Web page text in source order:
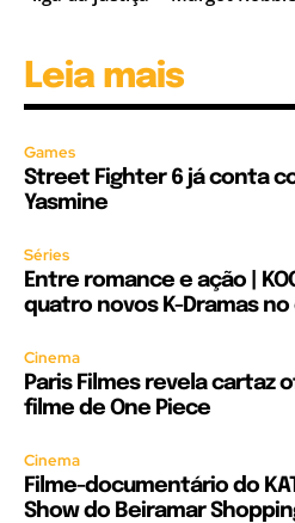
Leia mais
Games
Street Fighter 6 já conta
Yasmine
Séries
Entre romance e ação |
quatro novos K-Dramas
Cinema
Paris Filmes revela cartaz
filme de One Piece
Cinema
Filme-documentário do
Show do Beiramar